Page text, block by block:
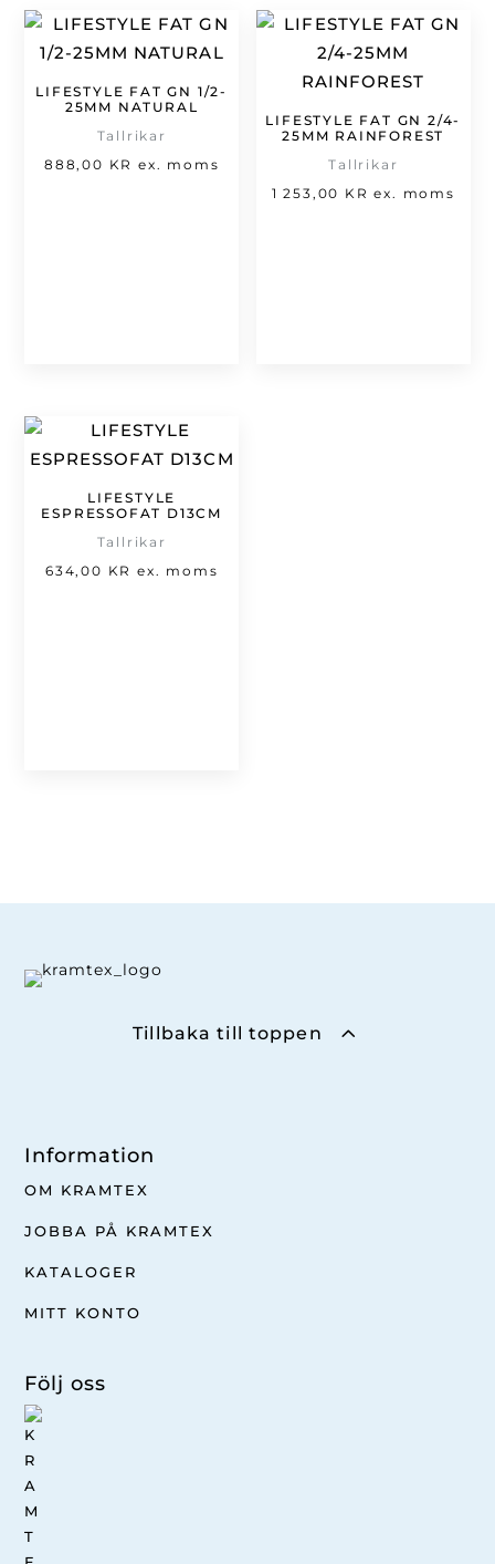
LIFESTYLE FAT GN 1/2-
25MM NATURAL
Tallrikar
888,00 KR ex. moms
LIFESTYLE FAT GN 2/4-
25MM RAINFOREST
Tallrikar
1 253,00 KR ex. moms
LIFESTYLE
ESPRESSOFAT D13CM
Tallrikar
634,00 KR ex. moms
Tillbaka till toppen
Information
OM KRAMTEX
JOBBA PÅ KRAMTEX
KATALOGER
MITT KONTO
Följ oss